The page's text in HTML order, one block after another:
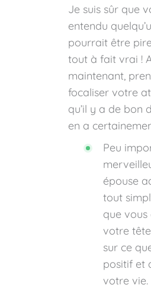
Je suis sûr que
entendu
pourrait être
tout à fait vrai !
maintenant,
focaliser votre
qu’il y a de bon
en a
Peu
épouse
tout
que vous
votre
sur ce
positif et
votre vie.